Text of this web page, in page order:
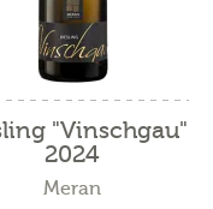
"Vinschgau"
2024
Meran